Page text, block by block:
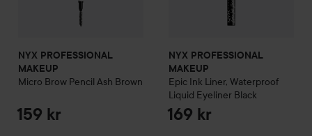
NYX PROFESSIONAL
MAKEUP
Micro Brow Pencil Ash Brown
159 kr
NYX PROFESSIONAL
MAKEUP
Epic Ink Liner, Waterproof
Liquid Eyeliner Black
169 kr